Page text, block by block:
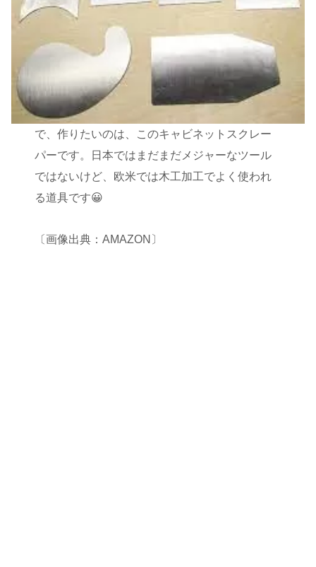
で、作りたいのは、このキャビネットスクレー
パーです。日本ではまだまだメジャーなツール
ではないけど、欧米では木工加工でよく使われ
る道具です😀
〔画像出典：AMAZON〕